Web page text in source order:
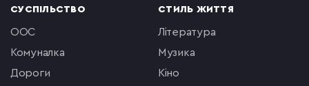
СУСПІЛЬСТВО
ООС
комуналка
Дороги
СТИЛЬ ЖИТТЯ
література
музика
кіно